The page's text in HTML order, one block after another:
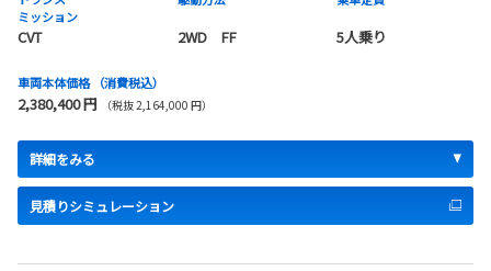
ミッション
CVT 2WD FF 5人乗り
車両本体価格 （消費税込）
2,380,400 円 （税抜 2,164,000 円）
詳細をみる
見積りシミュレーション